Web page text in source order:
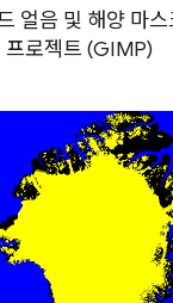
얼음 및 해양 마
프로젝트 (GIMP)